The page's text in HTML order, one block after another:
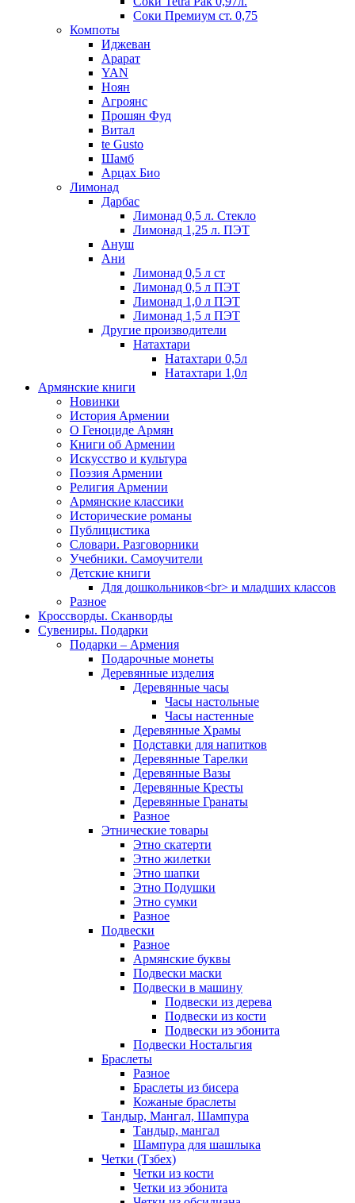
Соки Премиум ст. 0,75
Компоты
Иджеван
Арарат
YAN
Ноян
Агроянс
Прошян Фуд
Витал
te Gusto
Шамб
Арцах Био
Лимонад
Дарбас
Лимонад 0,5 л. Стекло
Лимонад 1,25 л. ПЭТ
Ануш
Ани
Лимонад 0,5 л ст
Лимонад 0,5 л ПЭТ
Лимонад 1,0 л ПЭТ
Лимонад 1,5 л ПЭТ
Другие производители
Натахтари
Натахтари 0,5л
Натахтари 1,0л
Армянские книги
Новинки
История Армении
О Геноциде Армян
Книги об Армении
Иcкусство и культура
Поэзия Армении
Религия Армении
Армянские классики
Исторические романы
Публицистика
Словари. Разговорники
Учебники. Самоучители
Детские книги
Для дошкольников<br> и младших классов
Разное
Кроссворды. Сканворды
Сувениры. Подарки
Подарки – Армения
Подарочные монеты
Деревянные изделия
Деревянные часы
Часы настольные
Часы настенные
Деревянные Храмы
Подставки для напитков
Деревянные Тарелки
Деревянные Вазы
Деревянные Кресты
Деревянные Гранаты
Разное
Этнические товары
Этно скатерти
Этно жилетки
Этно шапки
Этно Подушки
Этно сумки
Разное
Подвески
Разное
Армянские буквы
Подвески маски
Подвески в машину
Подвески из дерева
Подвески из кости
Подвески из эбонита
Подвески Ностальгия
Браслеты
Разное
Браслеты из бисера
Кожаные браслеты
Тандыр, Мангал, Шампура
Тандыр, мангал
Шампура для шашлыка
Четки (Тзбех)
Четки из кости
Четки из эбонита